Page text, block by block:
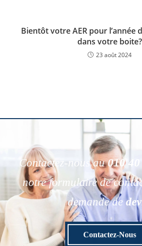
Bientôt votre AER pour l’année
dans votre boite?
23 août 2024
Contactez-nous au010 40
notre formulaire de
demande de
Contactez-Nous